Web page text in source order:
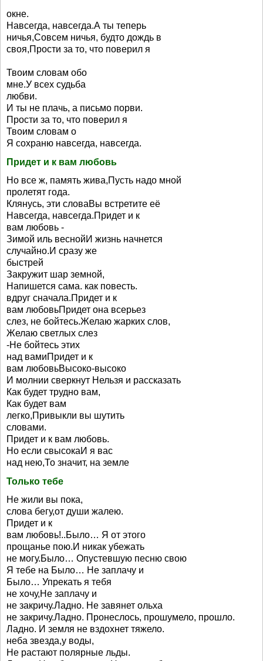
окне.
Навсегда, навсегда.А ты теперь
ничья,Совсем ничья, будто дождь в
своя,Прости за то, что поверил я
Твоим словам обо
мне.У всех судьба
любви.
И ты не плачь, а письмо порви.
Прости за то, что поверил я
Твоим словам о
Я сохраню навсегда, навсегда.
Придет и к вам любовь
Но все ж, память жива,Пусть надо мной
пролетят года.
Клянусь, эти словаВы встретите её
Навсегда, навсегда.Придет и к
вам любовь -
Зимой иль веснойИ жизнь начнется
случайно.И сразу же
быстрей
Закружит шар земной,
Напишется сама. как повесть.
вдруг сначала.Придет и к
вам любовьПридет она всерьез
слез, не бойтесь.Желаю жарких слов,
Желаю светлых слез
-Не бойтесь этих
над вамиПридет и к
вам любовьВысоко-высоко
И молнии сверкнут Нельзя и рассказать
Как будет трудно вам,
Как будет вам
легко,Привыкли вы шутить
словами.
Придет и к вам любовь.
Но если свысокаИ я вас
над нею,То значит, на земле
Только тебе
Не жили вы пока,
слова бегу,от души жалею.
Придет и к
вам любовь!..Было… Я от этого
прощанье пою.И никак убежать
не могу.Было… Опустевшую песню свою
Я тебе на Было… Не заплачу и
Было… Упрекать я тебя
не хочу,Не заплачу и
не закричу.Ладно. Не завянет ольха
не закричу.Ладно. Пронеслось, прошумело, прошло.
Ладно. И земля не вздохнет тяжело.
неба звезда,у воды,
Не растают полярные льды.